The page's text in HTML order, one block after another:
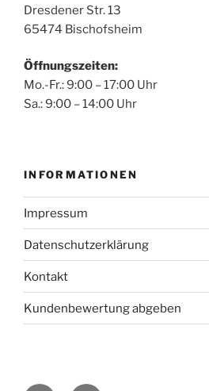
Dresdener Str. 13
65474 Bischofsheim
Öffnungszeiten:
Mo.-Fr.: 9:00 – 17:00 Uhr
Sa.: 9:00 – 14:00 Uhr
INFORMATIONEN
Impressum
Datenschutzerklärung
Kontakt
Kundenbewertung abgeben